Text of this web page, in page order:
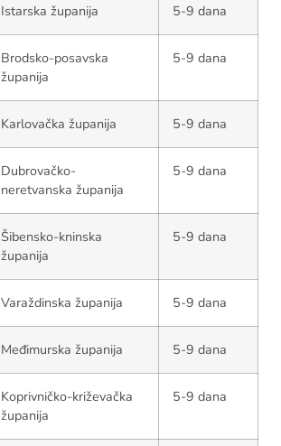
Istarska županija 5-9 dana
Brodsko-posavska
županija
5-9 dana
Karlovačka županija 5-9 dana
Dubrovačko-
neretvanska županija
5-9 dana
Šibensko-kninska
županija
5-9 dana
Varaždinska županija 5-9 dana
Međimurska županija 5-9 dana
Koprivničko-križevačka
županija
5-9 dana